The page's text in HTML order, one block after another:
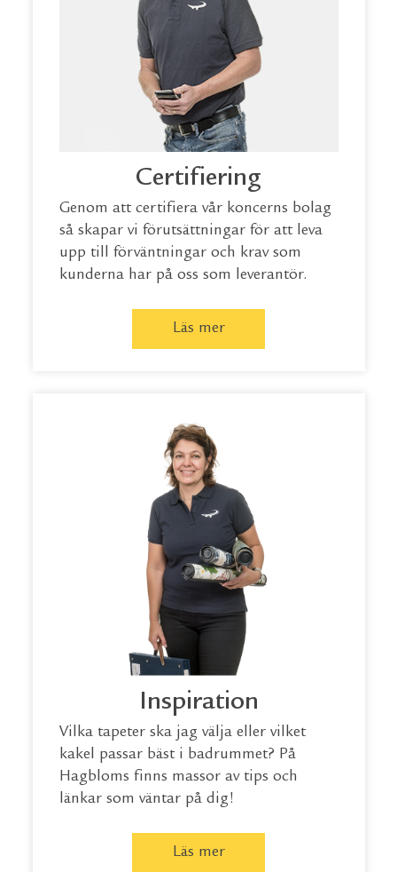
Certifiering
Genom att certifiera vår koncerns bolag
så skapar vi förutsättningar för att leva
upp till förväntningar och krav som
kunderna har på oss som leverantör.
Läs mer
Inspiration
Vilka tapeter ska jag välja eller vilket
kakel passar bäst i badrummet? På
Hagbloms finns massor av tips och
länkar som väntar på dig!
Läs mer